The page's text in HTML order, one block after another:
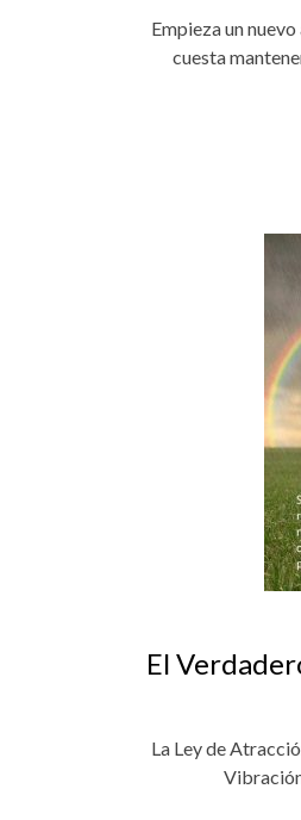
Empieza un
cuesta
El
La Ley de